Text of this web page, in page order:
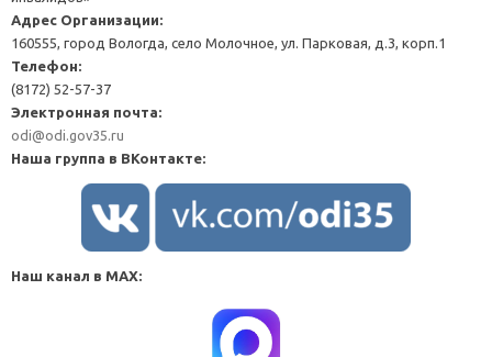
Адрес Организации:
160555, город Вологда, село Молочное, ул. Парковая, д.3, корп.1
Телефон:
(8172) 52-57-37
Электронная почта:
odi@odi.gov35.ru
Наша группа в ВКонтакте:
Наш канал в MAX: